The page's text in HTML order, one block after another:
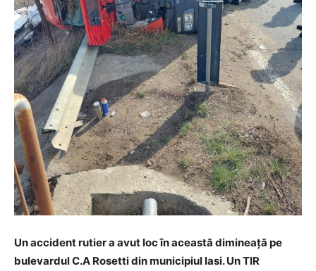
Un accident rutier a avut loc în această dimineață pe
bulevardul C.A Rosetti din municipiul Iasi. Un TIR